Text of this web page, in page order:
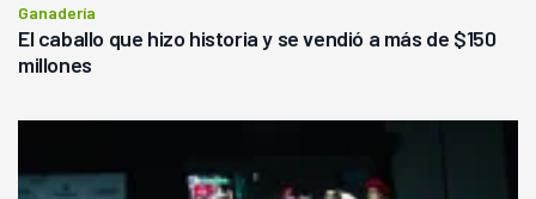
Ganadería
El caballo que hizo historia y se vendió a más de $150
millones